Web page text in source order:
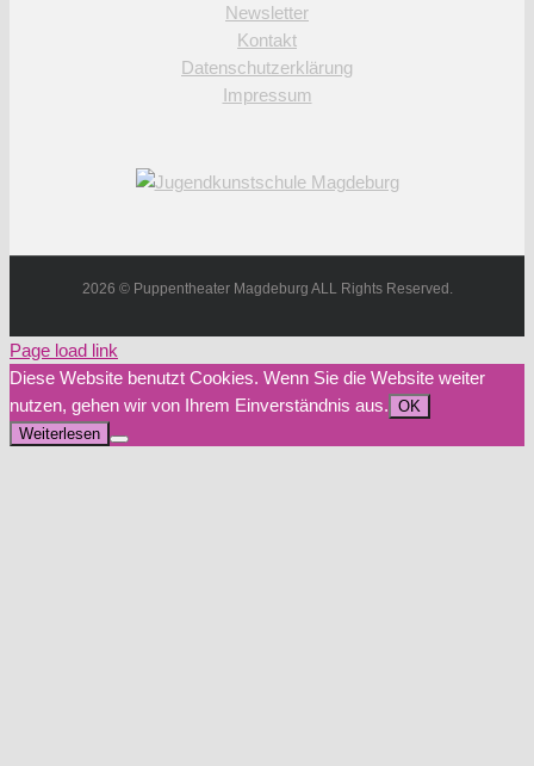
Newsletter
Kontakt
Datenschutzerklärung
Impressum
2026 © Puppentheater Magdeburg ALL Rights Reserved.
Page load link
Diese Website benutzt Cookies. Wenn Sie die Website weiter
nutzen, gehen wir von Ihrem Einverständnis aus. OK
Weiterlesen